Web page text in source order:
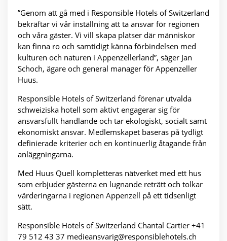
”Genom att gå med i Responsible Hotels of Switzerland
bekräftar vi vår inställning att ta ansvar för regionen
och våra gäster. Vi vill skapa platser där människor
kan finna ro och samtidigt känna förbindelsen med
kulturen och naturen i Appenzellerland”, säger Jan
Schoch, ägare och general manager för Appenzeller
Huus.
Responsible Hotels of Switzerland förenar utvalda
schweiziska hotell som aktivt engagerar sig för
ansvarsfullt handlande och tar ekologiskt, socialt samt
ekonomiskt ansvar. Medlemskapet baseras på tydligt
definierade kriterier och en kontinuerlig åtagande från
anläggningarna.
Med Huus Quell kompletteras nätverket med ett hus
som erbjuder gästerna en lugnande reträtt och tolkar
värderingarna i regionen Appenzell på ett tidsenligt
sätt.
Responsible Hotels of Switzerland Chantal Cartier +41
79 512 43 37 medieansvarig@responsiblehotels.ch